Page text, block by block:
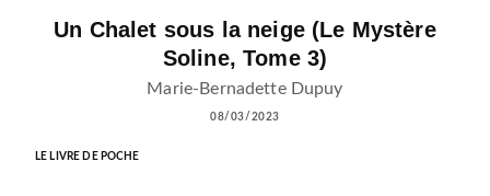
Un Chalet sous la neige (Le Mystère
Soline, Tome 3)
Marie-Bernadette Dupuy
08/03/2023
LE LIVRE DE POCHE